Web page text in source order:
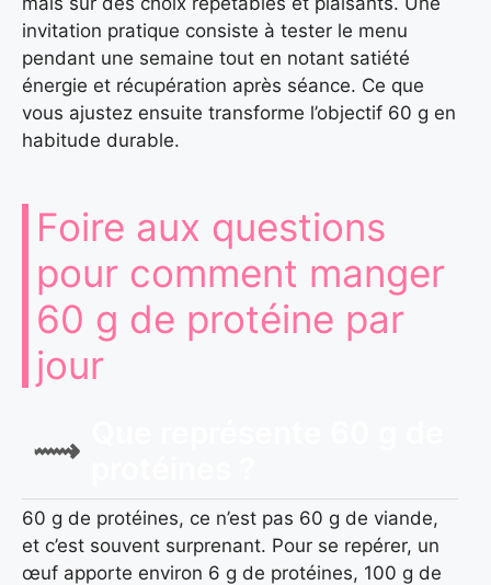
invitation pratique consiste à tester le menu
pendant une semaine tout en notant satiété
énergie et récupération après séance. Ce que
vous ajustez ensuite transforme l’objectif 60 g en
habitude durable.
Foire aux questions
pour comment manger
60 g de protéine par
jour
60 g de protéines, ce n’est pas 60 g de viande,
et c’est souvent surprenant. Pour se repérer, un
œuf apporte environ 6 g de protéines, 100 g de